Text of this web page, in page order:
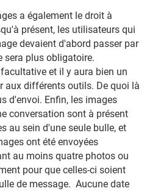
a également le droit à
présent, les utilisateurs qui
devaient d'abord passer par
sera plus obligatoire.
et il y aura bien un
aux différents outils. De quoi là
d'envoi. Enfin, les images
conversation sont à présent
au sein d'une seule bulle, et
ont été envoyées
au moins quatre photos ou
pour que celles-ci soient
de message. Aucune date